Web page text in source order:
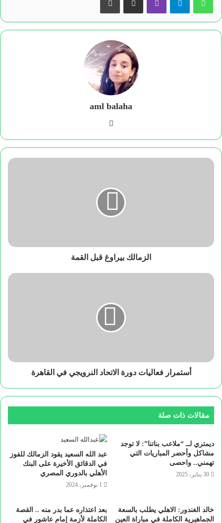
aml balaha
الزمالك بيراوغ قبل القمة
أستمرار فعاليات دورة الاتحاد النرويجي في القاهرة
مقالات ذات صلة
ديمتري لــ “ملاعب بناتنا”: لا توجد
مشاكل وأحضر المباريات التي
تهمني.. واحصى
30 يناير، 2025
عبد الله السعيد يقود الزمالك للفوز
في الدقائق الأخيرة على البنك
الأهلي بالدوري المصري
1 نوفمبر، 2024
خالد الغندور: الاهلي يطلب بالسعة
الجماهيرية الكاملة في مباراة العين
بعد اعتذاره عما بدر منه .. القصة
الكاملة لأزمة إمام عاشور في